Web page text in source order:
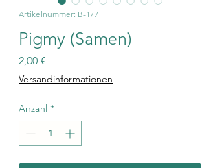
Artikelnummer: B-177
Pigmy (Samen)
2,00 €
Versandinformationen
Anzahl *